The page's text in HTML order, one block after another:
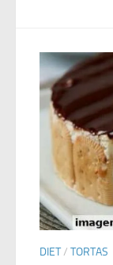
DIET/ TORTAS